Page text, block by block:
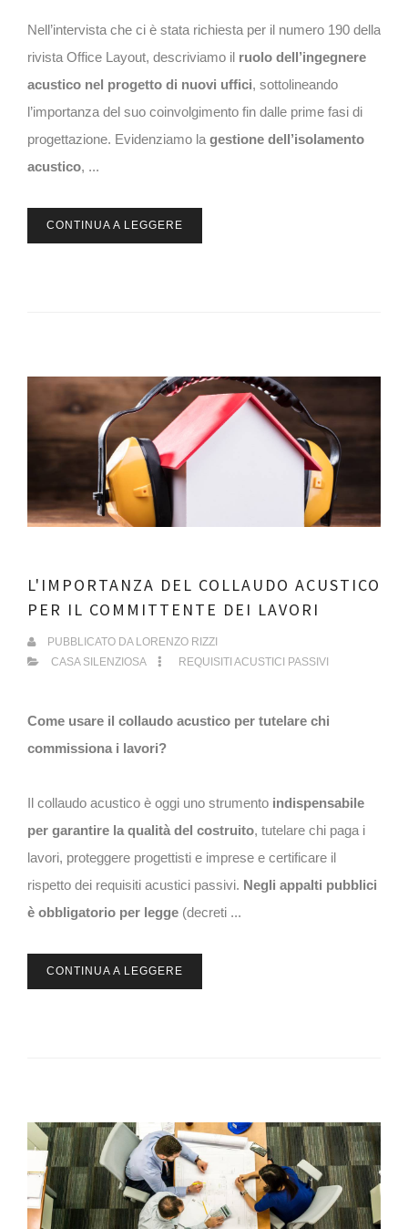
Nell’intervista che ci è stata richiesta per il numero 190 della
rivista Office Layout, descriviamo il ruolo dell’ingegnere
acustico nel progetto di nuovi uffici, sottolineando
l’importanza del suo coinvolgimento fin dalle prime fasi di
progettazione. Evidenziamo la gestione dell’isolamento
acustico, ...
CONTINUA A LEGGERE
L'IMPORTANZA DEL COLLAUDO ACUSTICO
PER IL COMMITTENTE DEI LAVORI
PUBBLICATO DA LORENZO RIZZI
CASA SILENZIOSA
REQUISITI ACUSTICI PASSIVI
Come usare il collaudo acustico per tutelare chi
commissiona i lavori?
Il collaudo acustico è oggi uno strumento indispensabile
per garantire la qualità del costruito, tutelare chi paga i
lavori, proteggere progettisti e imprese e certificare il
rispetto dei requisiti acustici passivi. Negli appalti pubblici
è obbligatorio per legge (decreti ...
CONTINUA A LEGGERE